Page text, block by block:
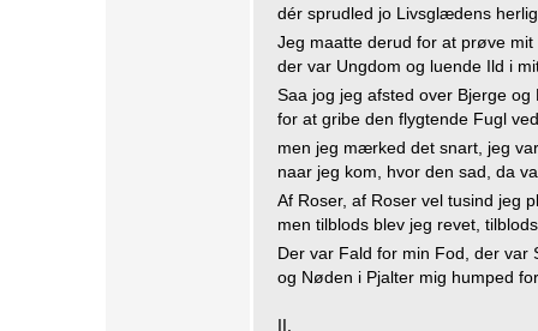
dér sprudled jo Livsglædens
Jeg maatte derud for at prøve mit
der var Ungdom og luende Ild i
Saa jog jeg afsted over Bjerge og
for at gribe den flygtende Fugl
men jeg mærked det snart, jeg
naar jeg kom, hvor den sad, da
Af Roser, af Roser vel tusind jeg
men tilblods blev jeg revet,
Der var Fald for min Fod, der var
og Nøden i Pjalter mig humped
II.